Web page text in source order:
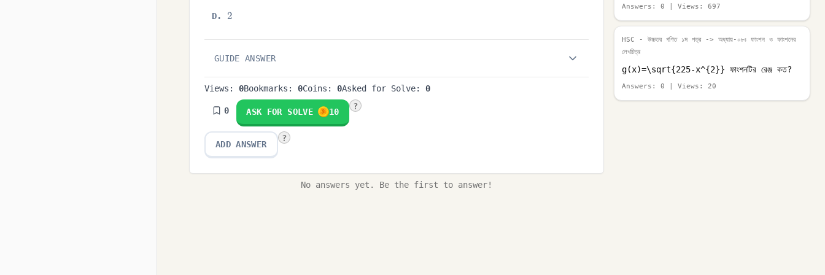
D. 2
2
GUIDE ANSWER
Views: 0Bookmarks: 0Coins: 0Asked for Solve: 0
0 ASK FOR SOLVE 10
?
ADD ANSWER
?
No answers yet. Be the first to answer!
Answers: 0 | Views: 697
HSC - উচ্চতর গণিত ১ম পত্র -> অধ্যায়-০৮ঃ ফাংশন ও ফাংশনের
লেখচিত্র
g(x)=\sqrt{225-x^{2}} ফাংশনটির রেঞ্জ কত?
Answers: 0 | Views: 20